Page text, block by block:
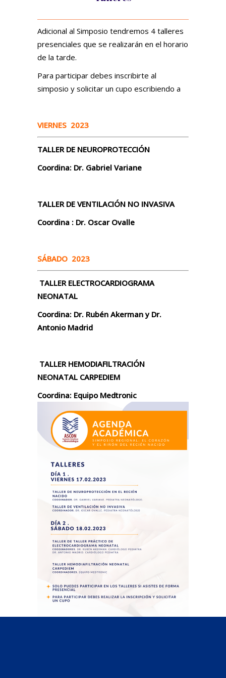
Adicional al Simposio tendremos 4 talleres
presenciales que se realizarán en el horario
de la tarde.
Para participar debes inscribirte al
simposio y solicitar un cupo escribiendo a
VIERNES 2023
TALLER DE NEUROPROTECCIÓN
Coordina: Dr. Gabriel Variane
TALLER DE VENTILACIÓN NO INVASIVA
Coordina : Dr. Oscar Ovalle
SÁBADO 2023
TALLER ELECTROCARDIOGRAMA
NEONATAL
Coordina: Dr. Rubén Akerman y Dr.
Antonio Madrid
TALLER HEMODIAFILTRACIÓN
NEONATAL CARPEDIEM
Coordina: Equipo Medtronic